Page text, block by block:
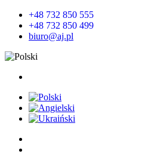
+48 732 850 555
+48 732 850 499
biuro@aj.pl